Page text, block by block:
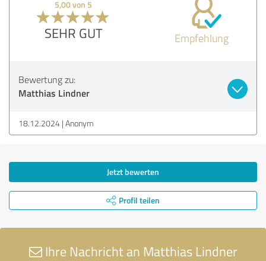
5,00 von 5
SEHR GUT Empfehlung
Bewertung zu:
Matthias Lindner
18.12.2024 Anonym
Jetzt bewerten
Profil teilen
Ihre Nachricht an Matthias Lindner